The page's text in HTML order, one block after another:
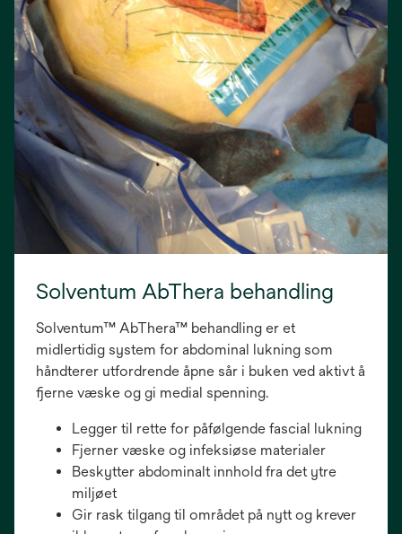
Solventum AbThera behandling
Solventum™ AbThera™ behandling er et
midlertidig system for abdominal lukning som
håndterer utfordrende åpne sår i buken ved aktivt å
fjerne væske og gi medial spenning.
Legger til rette for påfølgende fascial lukning
Fjerner væske og infeksiøse materialer
Beskytter abdominalt innhold fra det ytre
miljøet
Gir rask tilgang til området på nytt og krever